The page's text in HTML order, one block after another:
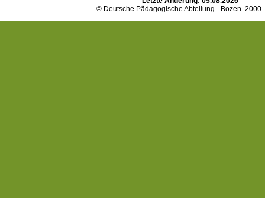
© Deutsche Pädagogische Abteilung - Bozen. 2000